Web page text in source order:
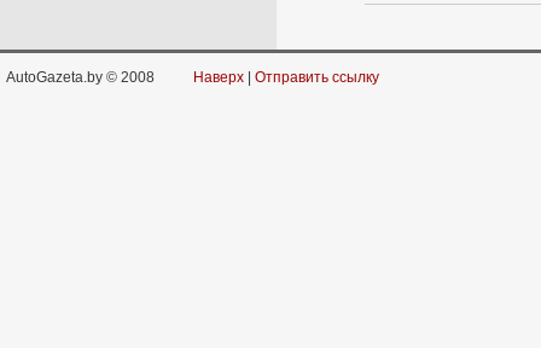
AutoGazeta.by © 2008 Наверх Отправить ссылку